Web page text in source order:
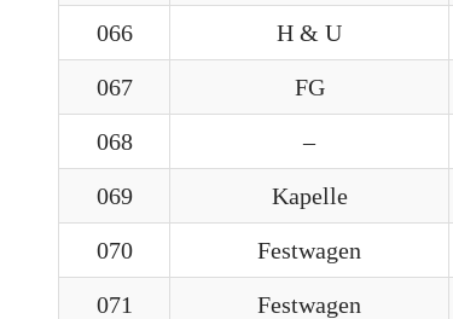
066 H & U
067 FG
068 –
069 Kapelle
070 Festwagen
071 Festwagen